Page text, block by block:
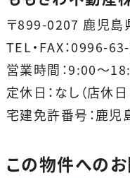
〒899-0207 鹿児島
TEL・FAX：0996-
営業時間：9:00～
定休日：なし（店休
宅建免許番号：鹿児
この物件への